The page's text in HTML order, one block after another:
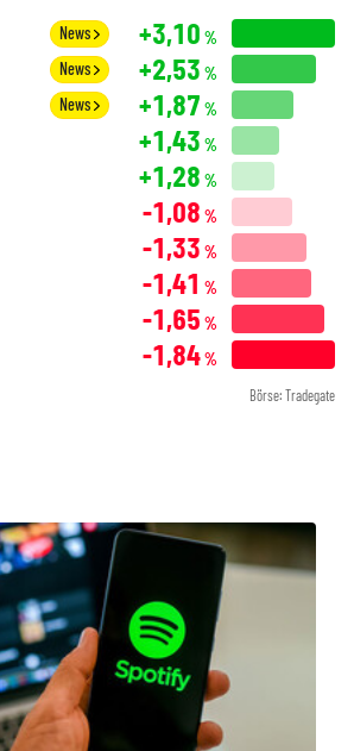
News +3,10 %
News +2,53 %
News +1,87 %
+1,43 %
+1,28 %
-1,08 %
-1,33 %
-1,41 %
-1,65 %
-1,84%
Börse: Tradegate